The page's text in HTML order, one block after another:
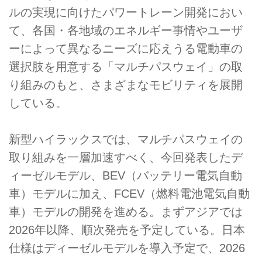
ルの実現に向けたパワートレーン開発におい
て、各国・各地域のエネルギー事情やユーザ
ーによって異なるニーズに応えうる電動車の
選択肢を用意する「マルチパスウェイ」の取
り組みのもと、さまざまなモビリティを展開
している。
新型ハイラックスでは、マルチパスウェイの
取り組みを一層加速すべく、今回発表したデ
ィーゼルモデル、BEV（バッテリー電気自動
車）モデルに加え、FCEV（燃料電池電気自動
車）モデルの開発を進める。まずアジアでは
2026年以降、順次発売を予定している。日本
仕様はディーゼルモデルを導入予定で、2026